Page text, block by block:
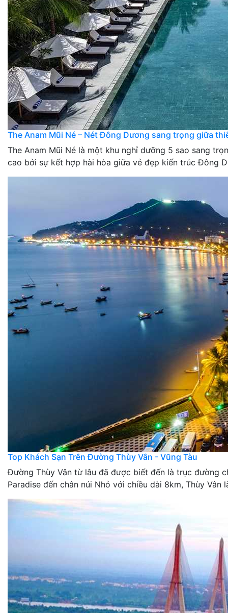
The Anam Mũi Né – Nét Đông Dương sang trọng giữa
The Anam Mũi Né là một khu nghỉ dưỡng 5 sao sang
cao bởi sự kết hợp hài hòa giữa vẻ đẹp kiến trúc Đông
Top Khách Sạn Trên Đường Thùy Vân - Vũng Tàu
Đường Thùy Vân từ lâu đã được biết đến là trục đường
Paradise đến chân núi Nhỏ với chiều dài 8km, Thùy